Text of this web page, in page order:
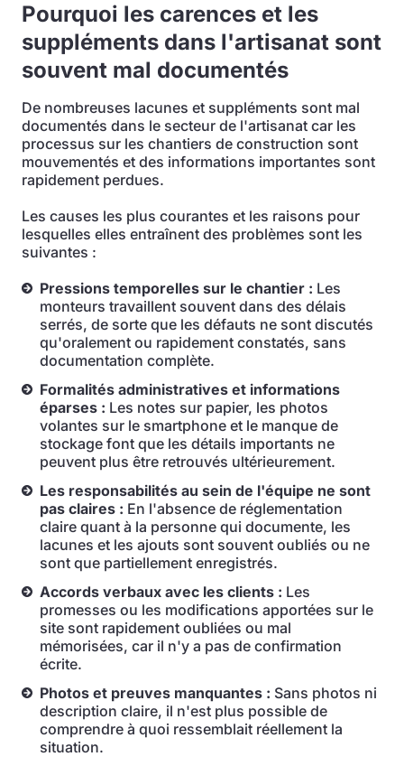
Pourquoi les carences et les
suppléments dans l'artisanat sont
souvent mal documentés
De nombreuses lacunes et suppléments sont mal
documentés dans le secteur de l'artisanat car les
processus sur les chantiers de construction sont
mouvementés et des informations importantes sont
rapidement perdues.
Les causes les plus courantes et les raisons pour
lesquelles elles entraînent des problèmes sont les
suivantes :
Pressions temporelles sur le chantier : Les
monteurs travaillent souvent dans des délais
serrés, de sorte que les défauts ne sont discutés
qu'oralement ou rapidement constatés, sans
documentation complète.
Formalités administratives et informations
éparses : Les notes sur papier, les photos
volantes sur le smartphone et le manque de
stockage font que les détails importants ne
peuvent plus être retrouvés ultérieurement.
Les responsabilités au sein de l'équipe ne sont
pas claires : En l'absence de réglementation
claire quant à la personne qui documente, les
lacunes et les ajouts sont souvent oubliés ou ne
sont que partiellement enregistrés.
Accords verbaux avec les clients : Les
promesses ou les modifications apportées sur le
site sont rapidement oubliées ou mal
mémorisées, car il n'y a pas de confirmation
écrite.
Photos et preuves manquantes : Sans photos ni
description claire, il n'est plus possible de
comprendre à quoi ressemblait réellement la
situation.